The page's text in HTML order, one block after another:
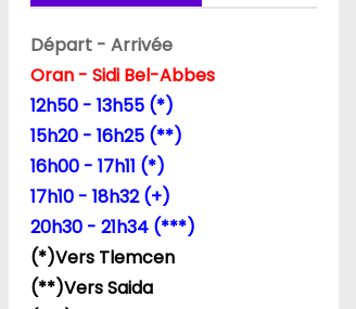
Départ - Arrivée
Oran - Sidi Bel-Abbes
12h50 - 13h55 (*)
15h20 - 16h25 (**)
16h00 - 17h11 (*)
17h10 - 18h32 (+)
20h30 - 21h34 (***)
(*)Vers Tlemcen
(**)Vers Saida